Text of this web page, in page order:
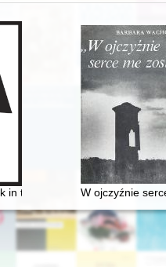
in the context of culture. Vol 1
W ojczyźnie